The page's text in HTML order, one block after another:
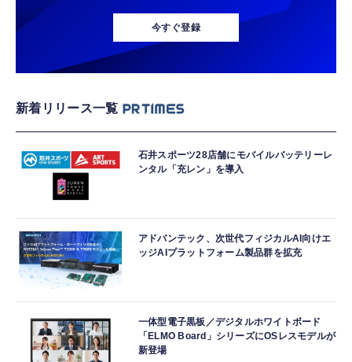
今すぐ登録
新着リリース一覧
石井スポーツ28店舗にモバイルバッテリーレ
ンタル「充レン」を導入
アドバンテック、次世代フィジカルAI向けエ
ッジAIプラットフォーム製品群を拡充
一体型電子黒板／デジタルホワイトボード
「ELMO Board」シリーズにOSレスモデルが
新登場